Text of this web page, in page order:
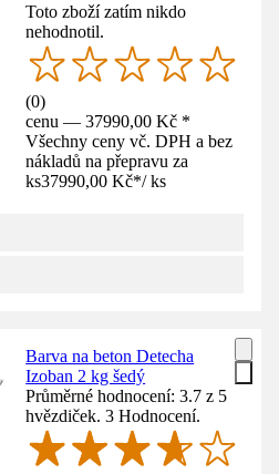
Toto zboží zatím nikdo
nehodnotil.
(0)
cenu — 37990,00 Kč *
Všechny ceny vč. DPH a bez
nákladů na přepravu za
ks37990,00 Kč*/ ks
Barva na beton Detecha
Izoban 2 kg šedý
Průměrné hodnocení: 3.7 z 5
hvězdiček. 3 Hodnocení.